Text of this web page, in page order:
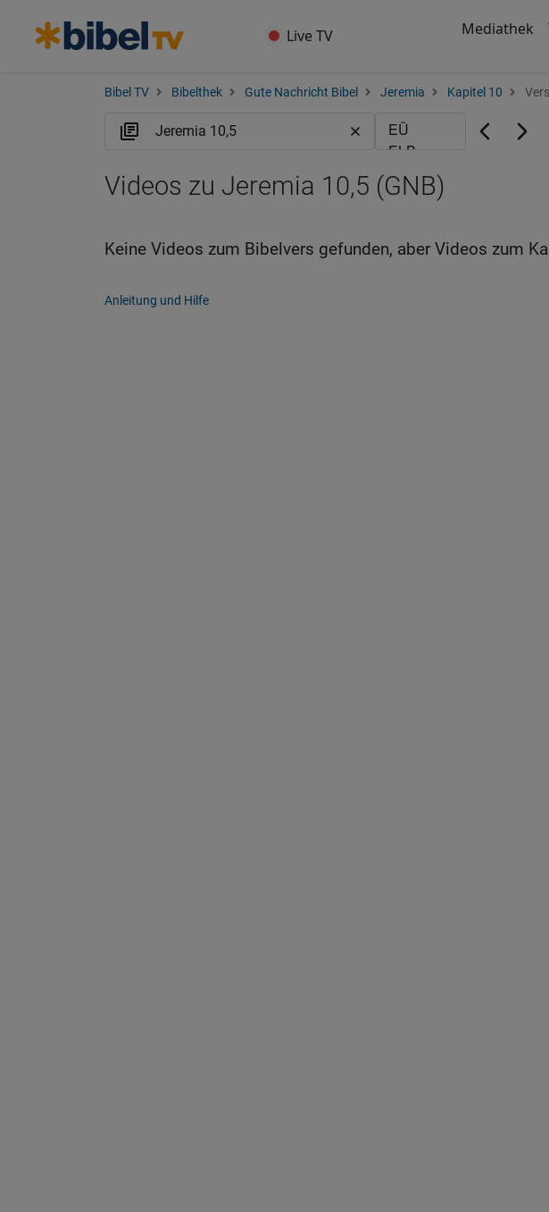
Live TV Mediathek
Bibel TV Bibelthek Gute Nachricht Bibel Jeremia Kapitel 10
Videos zu Jeremia 10,5 (GNB)
Keine Videos zum Bibelvers gefunden, aber Videos zum
Anleitung und Hilfe